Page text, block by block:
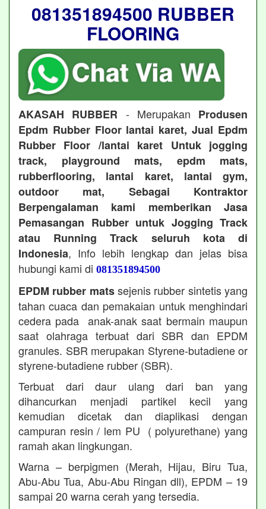
081351894500 RUBBER
FLOORING
AKASAH RUBBER - Merupakan Produsen
Epdm Rubber Floor lantai karet, Jual Epdm
Rubber Floor /lantai karet Untuk jogging
track, playground mats, epdm mats,
rubberflooring, lantai karet, lantai gym,
outdoor mat, Sebagai Kontraktor
Berpengalaman kami memberikan Jasa
Pemasangan Rubber untuk Jogging Track
atau Running Track seluruh kota di
Indonesia, Info lebih lengkap dan jelas bisa
hubungi kami di 081351894500
EPDM rubber matssejenis rubber sintetis yang
tahan cuaca dan pemakaian untuk menghindari
cedera pada anak-anak saat bermain maupun
saat olahraga terbuat dari SBR dan EPDM
granules. SBR merupakan Styrene-butadiene or
styrene-butadiene rubber (SBR).
Terbuat dari daur ulang dari ban yang
dihancurkan menjadi partikel kecil yang
kemudian dicetak dan diaplikasi dengan
campuran resin / lem PU ( polyurethane) yang
ramah akan lingkungan.
Warna – berpigmen (Merah, Hijau, Biru Tua,
Abu-Abu Tua, Abu-Abu Ringan dll), EPDM – 19
sampai 20 warna cerah yang tersedia.